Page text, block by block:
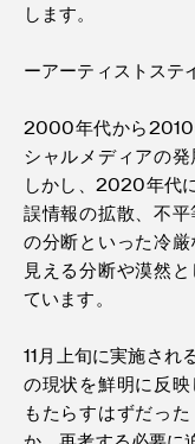
します。
ーアーティストステ
2000年代から2010
シャルメディアの発
しかし、2020年代
誤情報の拡散、不
の分断といった冷
見える分断や漠然
ています。
11月上旬に実施され
の現状を鮮明に反
もたらすはずだっ